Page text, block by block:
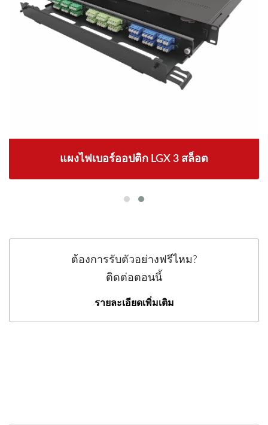
แผงไฟเบอร์ออปติก LGX 3 สล็อต
ต้องการรับตัวอย่างฟรีไหม?
ติดต่อตอนนี้
รายละเอียดเพิ่มเติม